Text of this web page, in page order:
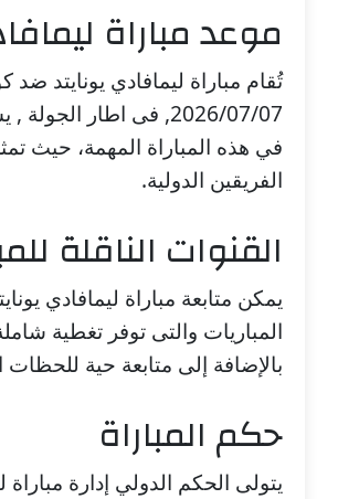
موعد مباراة
تُقام مباراة ليمافادي يونايتد ضد
2026/07/07, فى اطار
في هذه المباراة المهمة، حيث
الفريقين الدولية.
القنوات الناقلة
يمكن متابعة مباراة ليمافادي
المباريات والتى توفر تغطية
بالإضافة إلى متابعة حية
حكم المباراة
يتولى الحكم الدولي إدارة مباراة